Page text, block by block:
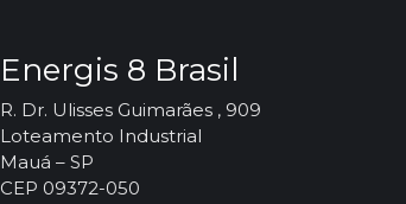
Energis 8 Brasil
R. Dr. Ulisses Guimarães , 909
Loteamento Industrial
Mauá – SP
CEP 09372-050